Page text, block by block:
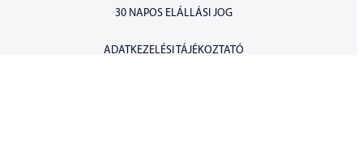
30 NAPOS ELÁLLÁSI JOG
ADATKEZELÉSI TÁJÉKOZTATÓ